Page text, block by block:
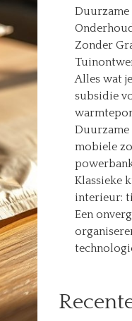
Duurzame
Zonder
Alles wat
subsidie
Duurzame
mobiele
Klassieke
interieur:
Een